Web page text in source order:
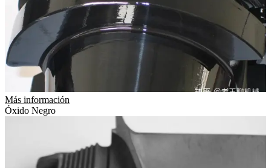
Más información
Óxido Negro